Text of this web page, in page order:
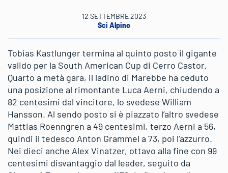
12 SETTEMBRE 2023
Sci Alpino
Tobias Kastlunger termina al quinto posto il gigante
valido per la South American Cup di Cerro Castor.
Quarto a metà gara, il ladino di Marebbe ha ceduto
una posizione al rimontante Luca Aerni, chiudendo a
82 centesimi dal vincitore, lo svedese William
Hansson. Al sendo posto si è piazzato l’altro svedese
Mattias Roenngren a 49 centesimi, terzo Aerni a 56,
quindi il tedesco Anton Grammel a 73, poi l’azzurro.
Nei dieci anche Alex Vinatzer, ottavo alla fine con 99
centesimi disvantaggio dal leader, seguito da